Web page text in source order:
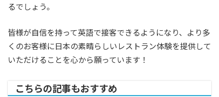
るでしょう。
皆様が自信を持って英語で接客できるようになり、より多
くのお客様に日本の素晴らしいレストラン体験を提供して
いただけることを心から願っています！
こちらの記事もおすすめ